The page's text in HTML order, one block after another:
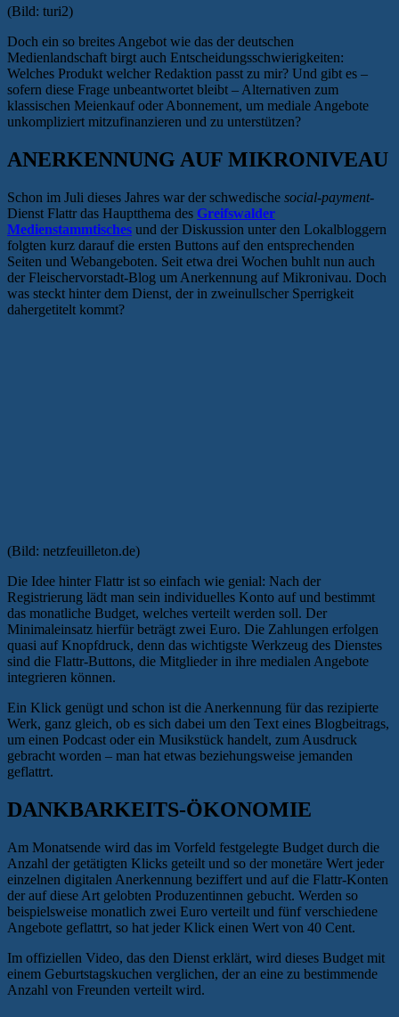
(Bild: turi2)
Doch ein so breites Angebot wie das der deutschen
Medienlandschaft birgt auch Entscheidungsschwierigkeiten:
Welches Produkt welcher Redaktion passt zu mir? Und gibt es –
sofern diese Frage unbeantwortet bleibt – Alternativen zum
klassischen Meienkauf oder Abonnement, um mediale Angebote
unkompliziert mitzufinanzieren und zu unterstützen?
ANERKENNUNG AUF MIKRONIVEAU
Schon im Juli dieses Jahres war der schwedische social-payment-
Dienst Flattr das Hauptthema des Greifswalder
Medienstammtisches und der Diskussion unter den Lokalbloggern
folgten kurz darauf die ersten Buttons auf den entsprechenden
Seiten und Webangeboten. Seit etwa drei Wochen buhlt nun auch
der Fleischervorstadt-Blog um Anerkennung auf Mikronivau. Doch
was steckt hinter dem Dienst, der in zweinullscher Sperrigkeit
dahergetitelt kommt?
(Bild: netzfeuilleton.de)
Die Idee hinter Flattr ist so einfach wie genial: Nach der
Registrierung lädt man sein individuelles Konto auf und bestimmt
das monatliche Budget, welches verteilt werden soll. Der
Minimaleinsatz hierfür beträgt zwei Euro. Die Zahlungen erfolgen
quasi auf Knopfdruck, denn das wichtigste Werkzeug des Dienstes
sind die Flattr-Buttons, die Mitglieder in ihre medialen Angebote
integrieren können.
Ein Klick genügt und schon ist die Anerkennung für das rezipierte
Werk, ganz gleich, ob es sich dabei um den Text eines Blogbeitrags,
um einen Podcast oder ein Musikstück handelt, zum Ausdruck
gebracht worden – man hat etwas beziehungsweise jemanden
geflattrt.
DANKBARKEITS-ÖKONOMIE
Am Monatsende wird das im Vorfeld festgelegte Budget durch die
Anzahl der getätigten Klicks geteilt und so der monetäre Wert jeder
einzelnen digitalen Anerkennung beziffert und auf die Flattr-Konten
der auf diese Art gelobten Produzentinnen gebucht. Werden so
beispielsweise monatlich zwei Euro verteilt und fünf verschiedene
Angebote geflattrt, so hat jeder Klick einen Wert von 40 Cent.
Im offiziellen Video, das den Dienst erklärt, wird dieses Budget mit
einem Geburtstagskuchen verglichen, der an eine zu bestimmende
Anzahl von Freunden verteilt wird.